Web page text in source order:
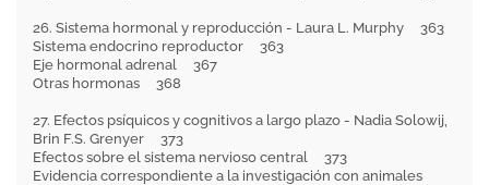
26. Sistema hormonal y reproducción - Laura L. Murphy 363
Sistema endocrino reproductor 363
Eje hormonal adrenal 367
Otras hormonas 368
27. Efectos psíquicos y cognitivos a largo plazo - Nadia Solowij,
Brin F.S. Grenyer 373
Efectos sobre el sistema nervioso central 373
Evidencia correspondiente a la investigación con animales